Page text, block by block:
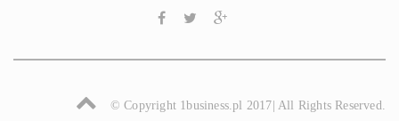
© Copyright 1business.pl 2017| All Rights Reserved.